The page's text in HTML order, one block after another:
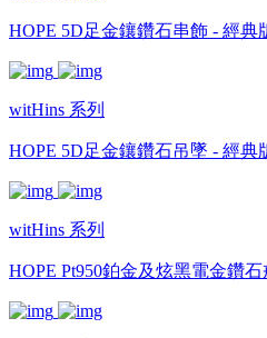
HOPE 5D足金鑲鑽石串飾 - 經典
witHins 系列
HOPE 5D足金鑲鑽石吊墜 - 經典
witHins 系列
HOPE Pt950鉑金及炫黑電金鑽